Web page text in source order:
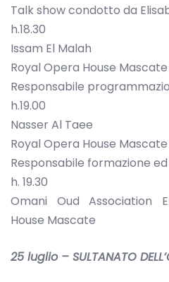
Talk show condotto da
h.18.30
Issam El Malah
Royal Opera House Mascate
Responsabile
h.19.00
Nasser Al Taee
Royal Opera House Mascate
Responsabile formazione
h. 19.30
Omani Oud Association
House Mascate
25 luglio – SULTANATO